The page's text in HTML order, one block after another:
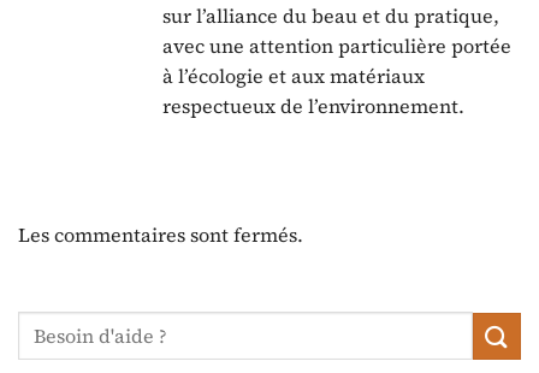
sur l’alliance du beau et du pratique,
avec une attention particulière portée
à l’écologie et aux matériaux
respectueux de l’environnement.
Les commentaires sont fermés.